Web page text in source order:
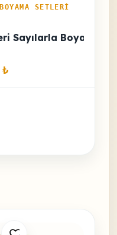
SETLERI
Sayılarla Boyama
₺